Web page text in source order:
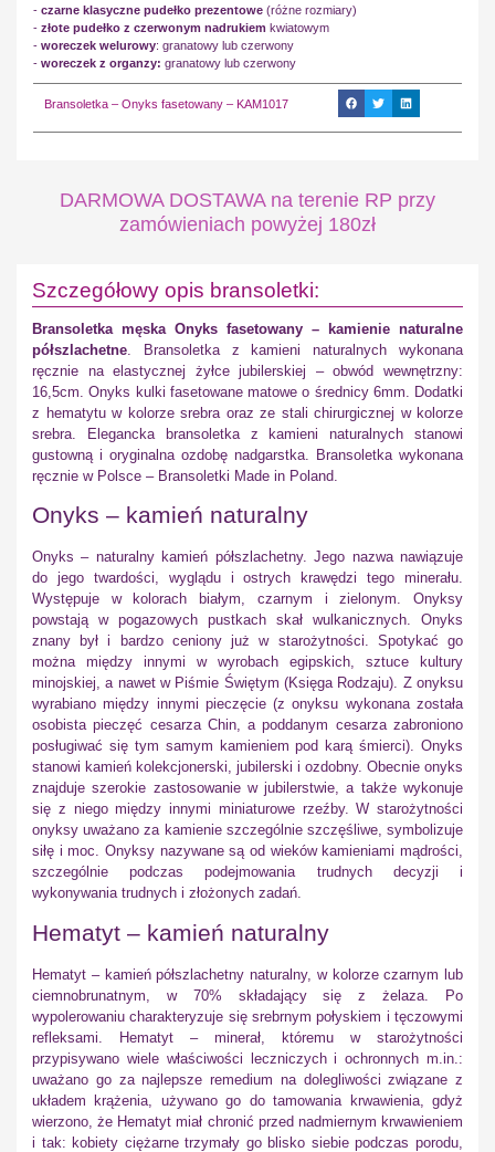
- czarne klasyczne pudełko prezentowe (różne rozmiary)
- złote pudełko z czerwonym nadrukiem kwiatowym
- woreczek welurowy: granatowy lub czerwony
- woreczek z organzy: granatowy lub czerwony
Bransoletka – Onyks fasetowany – KAM1017
DARMOWA DOSTAWA na terenie RP przy
zamówieniach powyżej 180zł
Szczegółowy opis bransoletki:
Bransoletka męska Onyks fasetowany – kamienie naturalne
półszlachetne . Bransoletka z kamieni naturalnych wykonana
ręcznie na elastycznej żyłce jubilerskiej – obwód wewnętrzny:
16,5cm. Onyks kulki fasetowane matowe o średnicy 6mm. Dodatki
z hematytu w kolorze srebra oraz ze stali chirurgicznej w kolorze
srebra. Elegancka bransoletka z kamieni naturalnych stanowi
gustowną i oryginalna ozdobę nadgarstka. Bransoletka wykonana
ręcznie w Polsce – Bransoletki Made in Poland.
Onyks – kamień naturalny
Onyks – naturalny kamień półszlachetny. Jego nazwa nawiązuje
do jego twardości, wyglądu i ostrych krawędzi tego minerału.
Występuje w kolorach białym, czarnym i zielonym. Onyksy
powstają w pogazowych pustkach skał wulkanicznych. Onyks
znany był i bardzo ceniony już w starożytności. Spotykać go
można między innymi w wyrobach egipskich, sztuce kultury
minojskiej, a nawet w Piśmie Świętym (Księga Rodzaju). Z onyksu
wyrabiano między innymi pieczęcie (z onyksu wykonana została
osobista pieczęć cesarza Chin, a poddanym cesarza zabroniono
posługiwać się tym samym kamieniem pod karą śmierci). Onyks
stanowi kamień kolekcjonerski, jubilerski i ozdobny. Obecnie onyks
znajduje szerokie zastosowanie w jubilerstwie, a także wykonuje
się z niego między innymi miniaturowe rzeźby. W starożytności
onyksy uważano za kamienie szczególnie szczęśliwe, symbolizuje
siłę i moc. Onyksy nazywane są od wieków kamieniami mądrości,
szczególnie podczas podejmowania trudnych decyzji i
wykonywania trudnych i złożonych zadań.
Hematyt – kamień naturalny
Hematyt – kamień półszlachetny naturalny, w kolorze czarnym lub
ciemnobrunatnym, w 70% składający się z żelaza. Po
wypolerowaniu charakteryzuje się srebrnym połyskiem i tęczowymi
refleksami. Hematyt – minerał, któremu w starożytności
przypisywano wiele właściwości leczniczych i ochronnych m.in.:
uważano go za najlepsze remedium na dolegliwości związane z
układem krążenia, używano go do tamowania krwawienia, gdyż
wierzono, że Hematyt miał chronić przed nadmiernym krwawieniem
i tak: kobiety ciężarne trzymały go blisko siebie podczas porodu,